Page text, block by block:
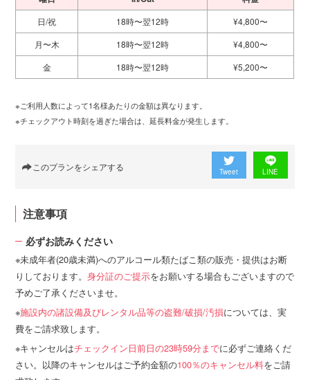
日/祝 18時〜翌12時
¥4,800〜
月〜木
18時〜翌12時
¥4,800〜
金
18時〜翌12時 ¥5,200〜
※ご利用人数によって1名様あたりの金額は異なります。
※チェックアウト時刻を過ぎた場合は、延長料金が発生します。
このプランをシェアする Tweet LINE
注意事項
必ずお読みください
未成年者(20歳未満)へのアルコール類たばこ類の販売・提供はお断
りしております。身分証のご提示をお願いする場合もございますので
予めご了承くださいませ。
施設内の諸設備及びレンタル品等の盗難/破損/汚損については、実
費をご請求致します。
キャンセルはチェックイン日前日の23時59分までに必ずご連絡くだ
さい。以降のキャンセルはご予約金額の100％のキャンセル料をご請